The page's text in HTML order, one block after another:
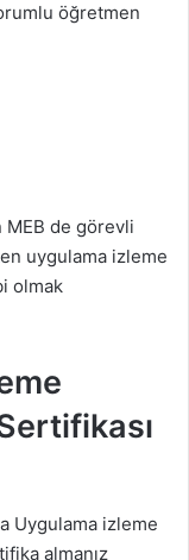
öğretmen
de görevli
uygulama izleme
olmak
Uygulama izleme
almanız